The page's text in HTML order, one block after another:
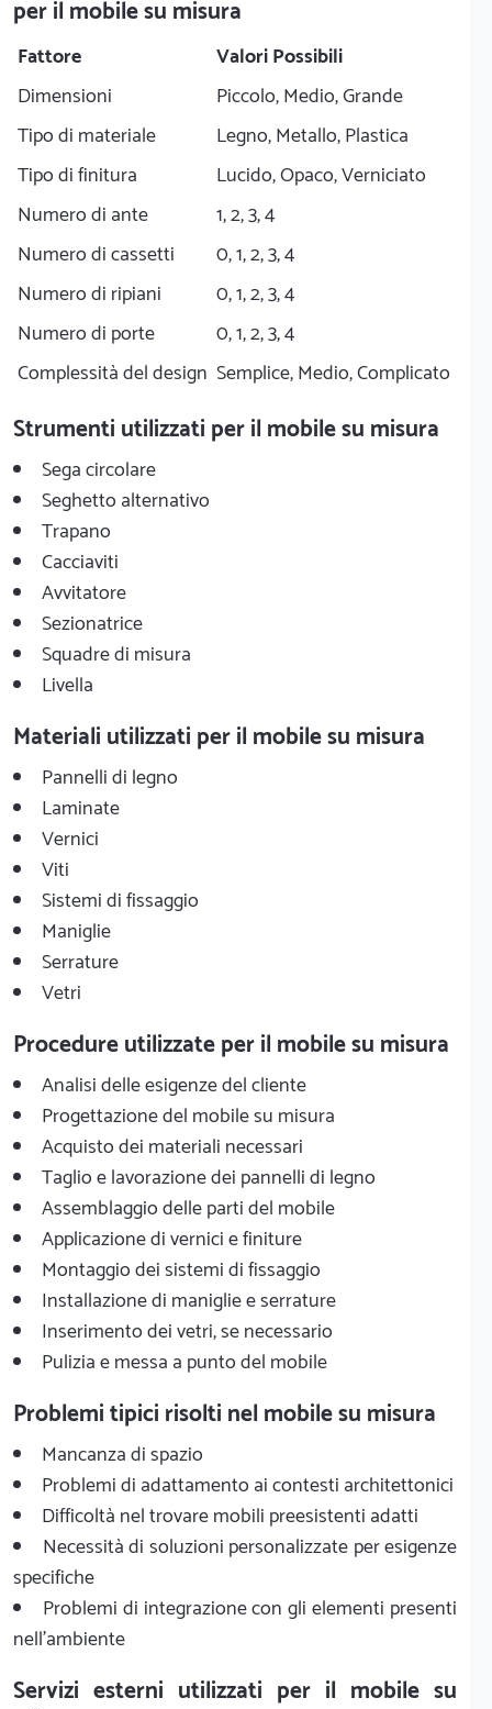
per il mobile su misura
Fattore
Valori Possibili
Dimensioni
Piccolo, Medio, Grande
Tipo di materiale
Legno, Metallo, Plastica
Tipo di finitura
Lucido, Opaco, Verniciato
Numero di ante
1, 2, 3, 4
Numero di cassetti
0, 1, 2, 3, 4
Numero di ripiani
0, 1, 2, 3, 4
Numero di porte
0, 1, 2, 3, 4
Complessità del design Semplice, Medio, Complicato
Strumenti utilizzati per il mobile su misura
Sega circolare
Seghetto alternativo
Trapano
Cacciaviti
Avvitatore
Sezionatrice
Squadre di misura
Livella
Materiali utilizzati per il mobile su misura
Pannelli di legno
Laminate
Vernici
Viti
Sistemi di fissaggio
Maniglie
Serrature
Vetri
Procedure utilizzate per il mobile su misura
Analisi delle esigenze del cliente
Progettazione del mobile su misura
Acquisto dei materiali necessari
Taglio e lavorazione dei pannelli di legno
Assemblaggio delle parti del mobile
Applicazione di vernici e finiture
Montaggio dei sistemi di fissaggio
Installazione di maniglie e serrature
Inserimento dei vetri, se necessario
Pulizia e messa a punto del mobile
Problemi tipici risolti nel mobile su misura
Mancanza di spazio
Problemi di adattamento ai contesti architettonici
Difficoltà nel trovare mobili preesistenti adatti
Necessità di soluzioni personalizzate per esigenze
specifiche
Problemi di integrazione con gli elementi presenti
nell'ambiente
Servizi esterni utilizzati per il mobile su